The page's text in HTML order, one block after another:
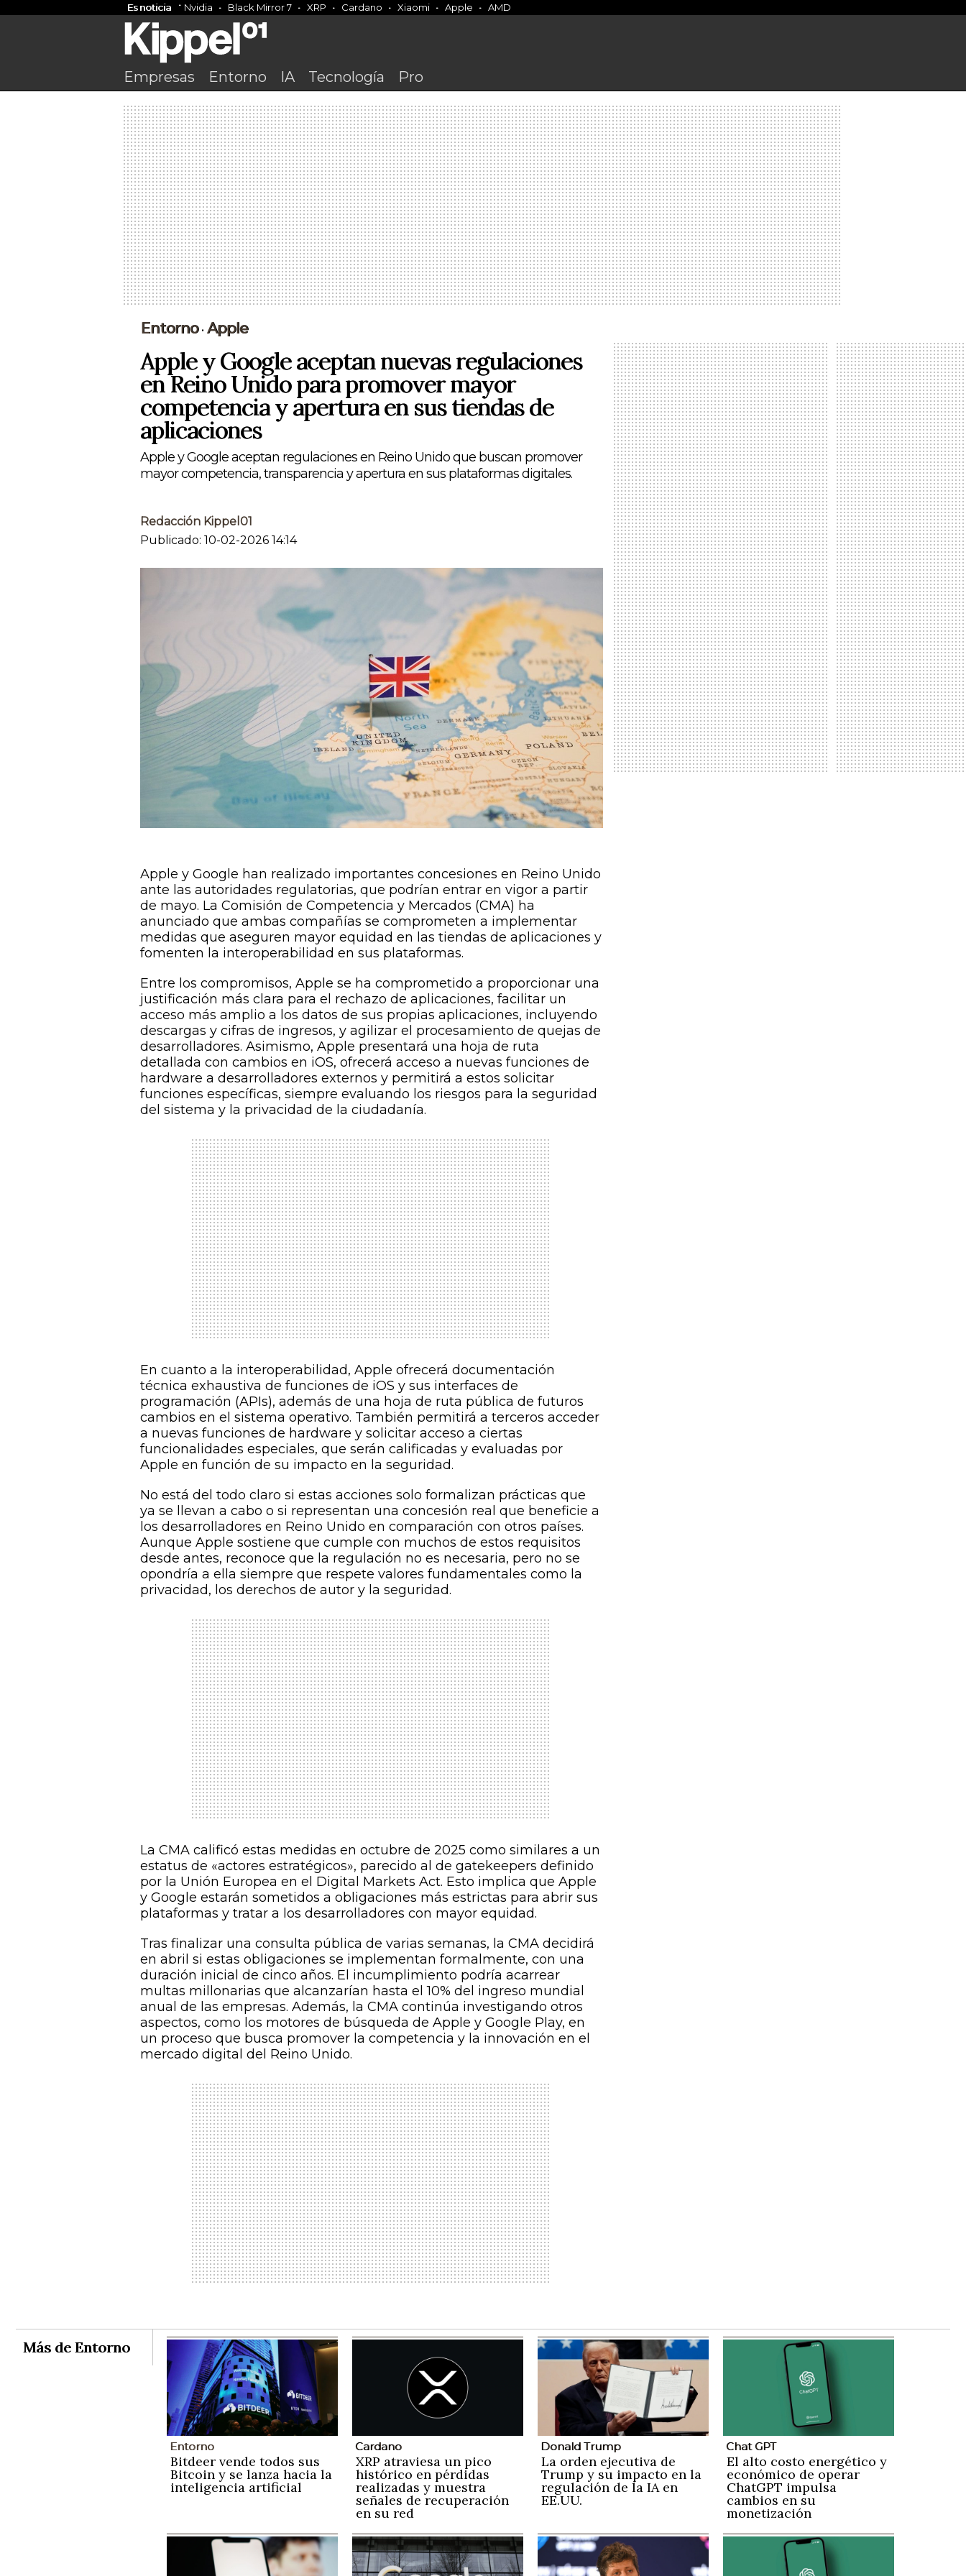
Es noticia Nvidia Black Mirror 7 XRP Cardano Xiaomi Apple AMD
Empresas Entorno IA Tecnología Pro
Entorno• Apple
Apple y Google aceptan nuevas regulaciones
en Reino Unido para promover mayor
competencia y apertura en sus tiendas de
aplicaciones
Apple y Google aceptan regulaciones en Reino Unido que buscan promover
mayor competencia, transparencia y apertura en sus plataformas digitales.
Redacción Kippel01
Publicado: 10-02-2026 14:14
Apple y Google han realizado importantes concesiones en Reino Unido
ante las autoridades regulatorias, que podrían entrar en vigor a partir
de mayo. La Comisión de Competencia y Mercados (CMA) ha
anunciado que ambas compañías se comprometen a implementar
medidas que aseguren mayor equidad en las tiendas de aplicaciones y
fomenten la interoperabilidad en sus plataformas.
Entre los compromisos, Apple se ha comprometido a proporcionar una
justificación más clara para el rechazo de aplicaciones, facilitar un
acceso más amplio a los datos de sus propias aplicaciones, incluyendo
descargas y cifras de ingresos, y agilizar el procesamiento de quejas de
desarrolladores. Asimismo, Apple presentará una hoja de ruta
detallada con cambios en iOS, ofrecerá acceso a nuevas funciones de
hardware a desarrolladores externos y permitirá a estos solicitar
funciones específicas, siempre evaluando los riesgos para la seguridad
del sistema y la privacidad de la ciudadanía.
En cuanto a la interoperabilidad, Apple ofrecerá documentación
técnica exhaustiva de funciones de iOS y sus interfaces de
programación (APIs), además de una hoja de ruta pública de futuros
cambios en el sistema operativo. También permitirá a terceros acceder
a nuevas funciones de hardware y solicitar acceso a ciertas
funcionalidades especiales, que serán calificadas y evaluadas por
Apple en función de su impacto en la seguridad.
No está del todo claro si estas acciones solo formalizan prácticas que
ya se llevan a cabo o si representan una concesión real que beneficie a
los desarrolladores en Reino Unido en comparación con otros países.
Aunque Apple sostiene que cumple con muchos de estos requisitos
desde antes, reconoce que la regulación no es necesaria, pero no se
opondría a ella siempre que respete valores fundamentales como la
privacidad, los derechos de autor y la seguridad.
La CMA calificó estas medidas en octubre de 2025 como similares a un
estatus de «actores estratégicos», parecido al de gatekeepers definido
por la Unión Europea en el Digital Markets Act. Esto implica que Apple
y Google estarán sometidos a obligaciones más estrictas para abrir sus
plataformas y tratar a los desarrolladores con mayor equidad.
Tras finalizar una consulta pública de varias semanas, la CMA decidirá
en abril si estas obligaciones se implementan formalmente, con una
duración inicial de cinco años. El incumplimiento podría acarrear
multas millonarias que alcanzarían hasta el 10% del ingreso mundial
anual de las empresas. Además, la CMA continúa investigando otros
aspectos, como los motores de búsqueda de Apple y Google Play, en
un proceso que busca promover la competencia y la innovación en el
mercado digital del Reino Unido.
Más de Entorno
Entorno
Bitdeer vende todos sus
Bitcoin y se lanza hacia la
inteligencia artificial
Cardano
XRP atraviesa un pico
histórico en pérdidas
realizadas y muestra
señales de recuperación
en su red
Donald Trump
La orden ejecutiva de
Trump y su impacto en la
regulación de la IA en
EE.UU.
Chat GPT
El alto costo energético y
económico de operar
ChatGPT impulsa
cambios en su
monetización